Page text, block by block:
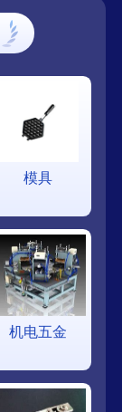
模具
机电五金